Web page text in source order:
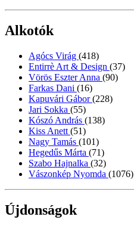
Alkotók
Agócs Virág (418)
Entirrè Art & Design (37)
Vörös Eszter Anna (90)
Farkas Dani (16)
Kapuvári Gábor(228)
Jari Sokka (55)
Kószó András (138)
Kiss Anett (51)
Nagy Tamás (101)
Hegedűs Márta (71)
Szabo Hajnalka (32)
Vászonkép Nyomda (1076)
Újdonságok